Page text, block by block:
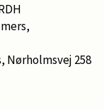
Nørholmsvej 258